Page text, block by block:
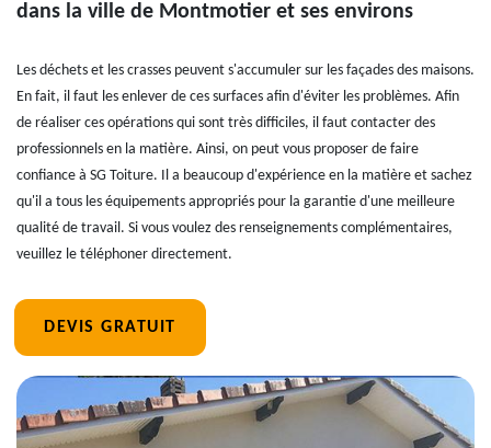
dans la ville de Montmotier et ses environs
Les déchets et les crasses peuvent s'accumuler sur les façades des maisons.
En fait, il faut les enlever de ces surfaces afin d'éviter les problèmes. Afin
de réaliser ces opérations qui sont très difficiles, il faut contacter des
professionnels en la matière. Ainsi, on peut vous proposer de faire
confiance à SG Toiture. Il a beaucoup d'expérience en la matière et sachez
qu'il a tous les équipements appropriés pour la garantie d'une meilleure
qualité de travail. Si vous voulez des renseignements complémentaires,
veuillez le téléphoner directement.
DEVIS GRATUIT